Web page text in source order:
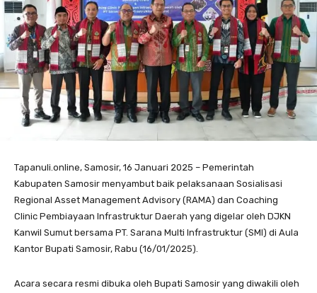
Tapanuli.online, Samosir, 16 Januari 2025 – Pemerintah
Kabupaten Samosir menyambut baik pelaksanaan Sosialisasi
Regional Asset Management Advisory (RAMA) dan Coaching
Clinic Pembiayaan Infrastruktur Daerah yang digelar oleh DJKN
Kanwil Sumut bersama PT. Sarana Multi Infrastruktur (SMI) di Aula
Kantor Bupati Samosir, Rabu (16/01/2025).
Acara secara resmi dibuka oleh Bupati Samosir yang diwakili oleh